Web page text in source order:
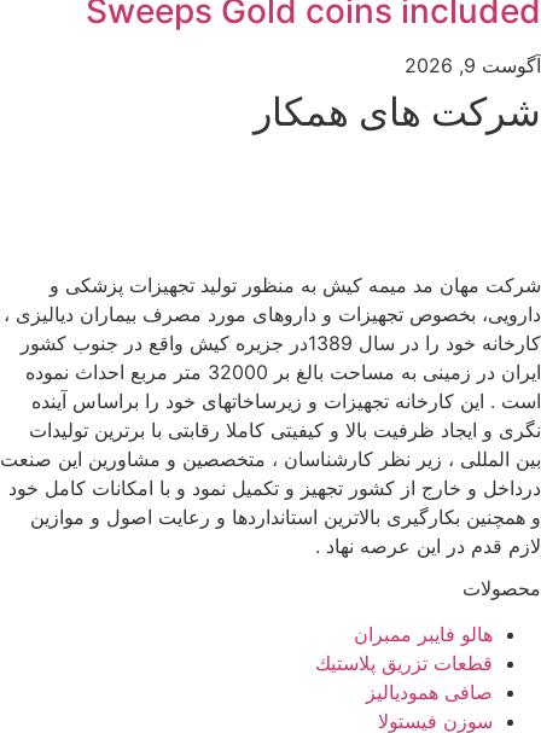
Sweeps Gold coins included
آگوست 9, 2026
شرکت های همکار
شرکت مهان مد میمه کیش به منظور تولید تجهیزات پزشکی و
دارویی، بخصوص تجهیزات و داروهای مورد مصرف بیماران دیالیزی ،
کارخانه خود را در سال 1389در جزیره کیش واقع در جنوب کشور
ایران در زمینی به مساحت بالغ بر 32000 متر مربع احداث نموده
است . این کارخانه تجهیزات و زیرساخاتهای خود را براساس آینده
نگری و ایجاد ظرفیت بالا و کیفیتی کاملا رقابتی با برترین تولیدات
بین المللی ، زیر نظر کارشناسان ، متخصصین و مشاورین این صنعت
درداخل و خارج از کشور تجهیز و تکمیل نمود و با امکانات کامل خود
و همچنین بکارگیری بالاترین استانداردها و رعایت اصول و موازین
لازم قدم در این عرصه نهاد .
محصولات
هالو فایبر ممبران
قطعات تزريق پلاستيك
صافی همودیالیز
سوزن فیستولا